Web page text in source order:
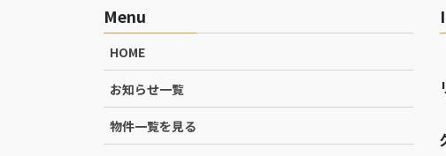
Menu
HOME
お知らせ一覧
物件一覧を見る